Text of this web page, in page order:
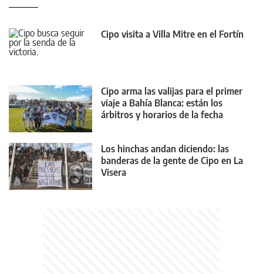
Cipo visita a Villa Mitre en el Fortín
Cipo arma las valijas para el primer
viaje a Bahía Blanca: están los
árbitros y horarios de la fecha
Los hinchas andan diciendo: las
banderas de la gente de Cipo en La
Visera